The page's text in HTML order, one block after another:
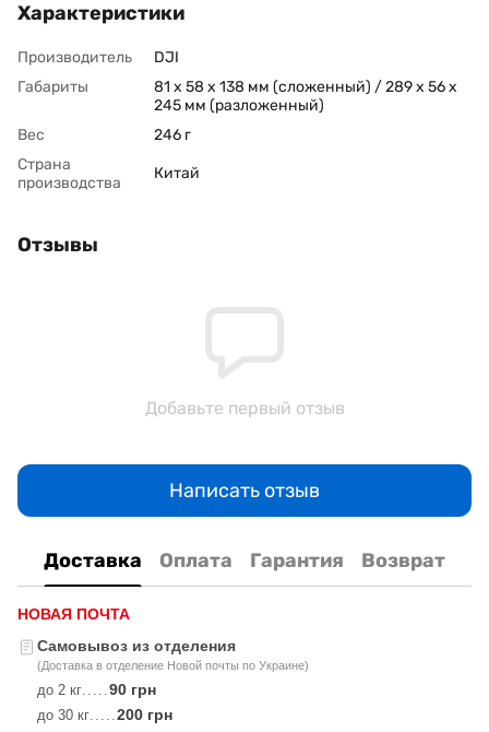
Характеристики
Производитель
DJI
Габариты
81 x 58 x 138 мм (сложенный) / 289 x 56 x
245 мм (разложенный)
Вес
246 г
Страна
производства
Китай
Отзывы
Добавьте первый отзыв
Написать отзыв
Доставка Оплата Гарантия Возврат
НОВАЯ ПОЧТА
Самовывоз из отделения
(Доставка в отделение Новой почты по Украине)
до 2 кг.....90 грн
до 30 кг.....200 грн